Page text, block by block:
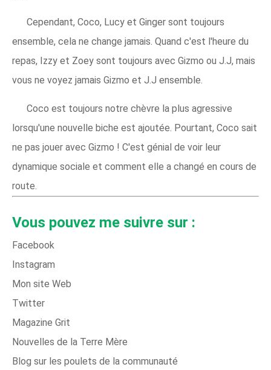
Cependant, Coco, Lucy et Ginger sont toujours
ensemble, cela ne change jamais. Quand c'est l'heure du
repas, Izzy et Zoey sont toujours avec Gizmo ou J.J, mais
vous ne voyez jamais Gizmo et J.J ensemble.
Coco est toujours notre chèvre la plus agressive
lorsqu'une nouvelle biche est ajoutée. Pourtant, Coco sait
ne pas jouer avec Gizmo ! C'est génial de voir leur
dynamique sociale et comment elle a changé en cours de
route.
Vous pouvez me suivre sur :
Facebook
Instagram
Mon site Web
Twitter
Magazine Grit
Nouvelles de la Terre Mère
Blog sur les poulets de la communauté